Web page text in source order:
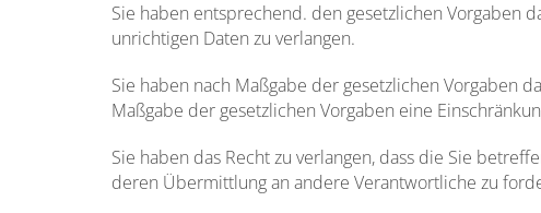
Sie haben entsprechend. den gesetzlichen Vorgaben
unrichtigen Daten zu verlangen.
Sie haben nach Maßgabe der gesetzlichen Vorgaben
Maßgabe der gesetzlichen Vorgaben eine
Sie haben das Recht zu verlangen, dass die Sie
deren Übermittlung an andere Verantwortliche zu